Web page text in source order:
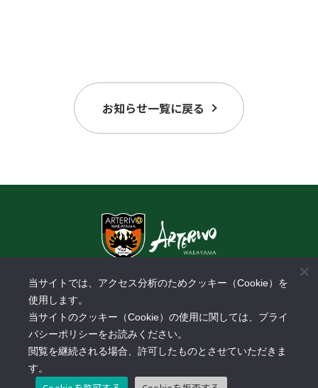
お知らせ一覧に戻る
​スーパーセンターオークワパームシティ和歌山店3F
TEL:
営業時間：10:00～18:00
休業日：土日祝日、年末年始
当サイトでは、アクセス分析のためクッキー（Cookie）を
使用します。
当サイトのクッキー（Cookie）の使用に関しては、プライ
バシーポリシーをお読みください。
閲覧を継続される場合、許可したものとさせていただきま
す。